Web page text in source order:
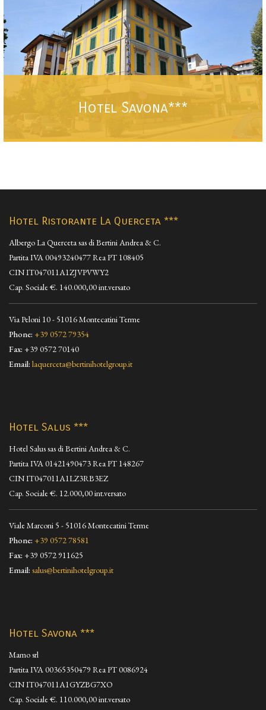
VEDI
Hotel Savona***
Per una vacanza rilassante nella tranquilla zona termale a pochi passi dal
VEDI
Hotel Ristorante La Querceta ***
Albergo La Querceta sas di Bertini Andrea & C.
Partita IVA 00493240477 Rea PT 108405
CIN IT047011A1ZJVPVWY2
Cap. Sociale €. 140.000,00 int.versato
Via Peloni 10 - 51016 Montecatini Terme
Phone: +39 0572 79354
Fax: +39 0572 70140
Email: laquerceta@bertinihotelgroup.it
Hotel Salus ***
Hotel Salus sas di Bertini Andrea & C.
Partita IVA 01421490473 Rea PT 148267
CIN IT047011A1LZ3RB3EZ
Cap. Sociale €. 12.000,00 int.versato
Viale Marconi 5 - 51016 Montecatini Terme
Phone: +39 0572 78581
Fax: +39 0572 911625
Email: salus@bertinihotelgroup.it
Hotel Savona ***
Mamo srl
Partita IVA 00365350479 Rea PT 0086924
CIN IT047011A1GYZBG7XO
Cap. Sociale €. 110.000,00 int.versato